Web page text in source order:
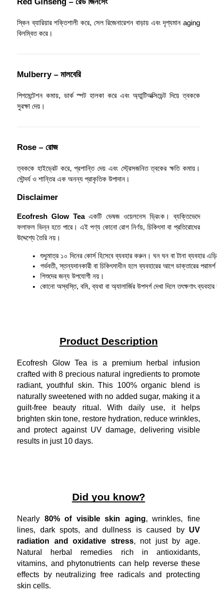
স্কিন ব্যারিয়ার শক্তিশালী করে, সেল রিজেনারেশন বাড়ায় এবং দৃশ্যমান aging
বিলম্বিত করে।
Mulberry – মালবেরি
পিগমেন্টেশন কমায়, ডার্ক স্পট হালকা করে এবং অ্যান্টিঅক্সিডেন্ট দিয়ে ত্বককে
সুরক্ষা দেয়।
Rose – রোজ
ত্বককে হাইড্রেট করে, প্রশান্তি দেয় এবং স্ট্রেসজনিত ত্বকের ক্ষতি কমায়।
সৌন্দর্য ও শান্তির এক অনন্য প্রাকৃতিক উপাদান।
Disclaimer
Ecofresh Glow Teaএকটি ভেষজ ওয়েলনেস ড্রিংক। ব্যক্তিভেদে
ফলাফল ভিন্ন হতে পারে। এই পণ্য কোনো রোগ নির্ণয়, চিকিৎসা বা প্রতিরোধের
উদ্দেশ্যে তৈরি নয়।
শুধুমাত্র ১০ দিনের কোর্স হিসেবে ব্যবহার করুন। ঘন ঘন বা টানা ব্যবহার
গর্ভবতী, স্তন্যদানকারী বা চিকিৎসাধীন হলে ব্যবহারের আগে ডাক্তারের
শিশুদের জন্য উপযোগী নয়।
কোনো অস্বস্তি, বমি, ব্যথা বা অ্যালার্জির উপসর্গ দেখা দিলে তৎক্ষণাৎ
Product Description
Ecofresh Glow Tea is a premium herbal infusion
crafted with 8 precious natural ingredients to promote
radiant, youthful skin. This 100% organic blend is
naturally sweetened with no added sugar, making it a
guilt-free beauty ritual. With daily use, it helps
brighten skin tone, restore hydration, reduce wrinkles,
and protect against UV damage, delivering visible
results in just 10 days.
Did you know?
Nearly 80% of visible skin aging, wrinkles, fine
lines, dark spots, and dullness is caused by UV
radiation and oxidative stress, not just by age.
Natural herbal remedies rich in antioxidants,
vitamins, and phytonutrients can help reverse these
effects by neutralizing free radicals and protecting
skin cells.